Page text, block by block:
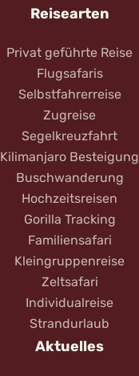
Reisearten
Privat geführte Reise
Flugsafaris
Selbstfahrerreise
Zugreise
Segelkreuzfahrt
Kilimanjaro Besteigung
Buschwanderung
Hochzeitsreisen
Gorilla Tracking
Familiensafari
Kleingruppenreise
Zeltsafari
Individualreise
Strandurlaub
Aktuelles